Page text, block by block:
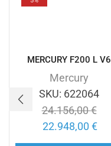
MERCURY F200 L V6
Mercury
SKU: 622064
24.156,00€
22.948,00 €